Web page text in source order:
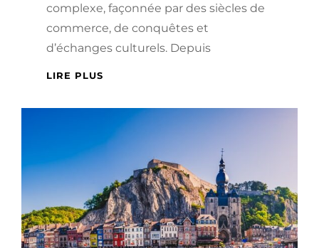
complexe, façonnée par des siècles de
commerce, de conquêtes et
d’échanges culturels. Depuis
LIRE PLUS
MÉDITERRANÉEN
SAVEURS
DANS
VOTRE
RESTAURANT
PRÉFÉRÉ